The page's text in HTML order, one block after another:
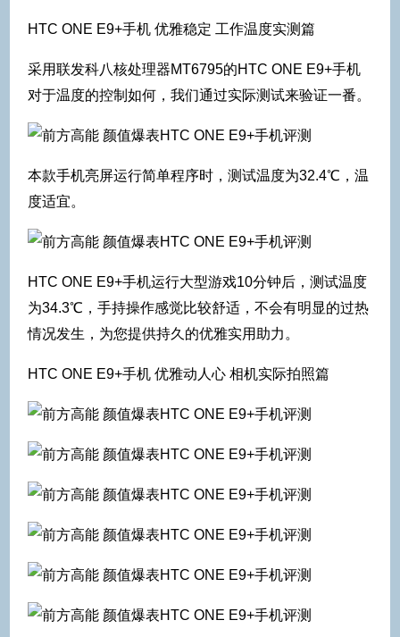
HTC ONE E9+手机 优雅稳定 工作温度实测篇
采用联发科八核处理器MT6795的HTC ONE E9+手机
对于温度的控制如何，我们通过实际测试来验证一番。
本款手机亮屏运行简单程序时，测试温度为32.4℃，温
度适宜。
HTC ONE E9+手机运行大型游戏10分钟后，测试温度
为34.3℃，手持操作感觉比较舒适，不会有明显的过热
情况发生，为您提供持久的优雅实用助力。
HTC ONE E9+手机 优雅动人心 相机实际拍照篇